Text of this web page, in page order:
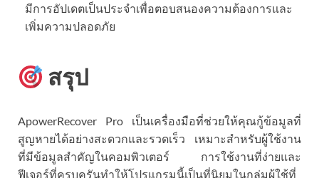
มีการอัปเดตเป็นประจำเพื่อตอบสนองความต้องการและ
เพิ่มความปลอดภัย
สรุป
ApowerRecover Pro เป็นเครื่องมือที่ช่วยให้คุณกู้ข้อมูลที่
สูญหายได้อย่างสะดวกและรวดเร็ว เหมาะสำหรับผู้ใช้งาน
ที่มีข้อมูลสำคัญในคอมพิวเตอร์ การใช้งานที่ง่ายและ
ฟีเจอร์ที่ครบครันทำให้โปรแกรมนี้เป็นที่นิยมในกลุ่มผู้ใช้ที่